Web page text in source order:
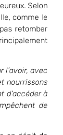
Selon
comme le
retomber
l’avoir, avec
nourrissons
d’accéder à
de